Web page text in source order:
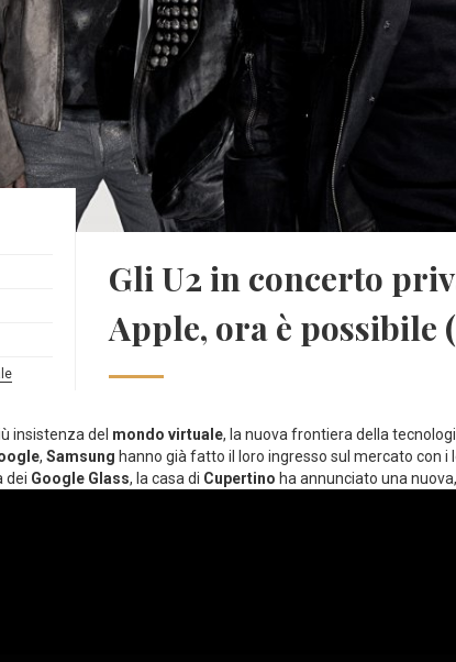
Gli U2 in concerto
Apple, ora è possibile
insistenza del mondo virtuale, la nuova frontiera della
, Samsung hanno già fatto il loro ingresso sul mercato con i
dei Google Glass, la casa di Cupertino ha annunciato una